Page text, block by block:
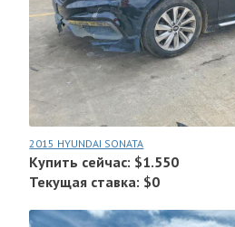
2015 HYUNDAI SONATA
Купить сейчас: $1.550
Текущая ставка: $0